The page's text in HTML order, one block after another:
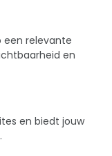
een relevante
en
en biedt jouw